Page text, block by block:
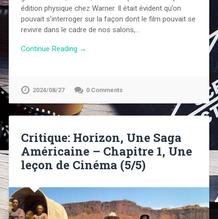
édition physique chez Warner. Il était évident qu’on
pouvait s’interroger sur la façon dont le film pouvait se
revivre dans le cadre de nos salons,…
Continue Reading →
2024/08/27 0 Comments
Critique: Horizon, Une Saga
Américaine – Chapitre 1, Une
leçon de Cinéma (5/5)